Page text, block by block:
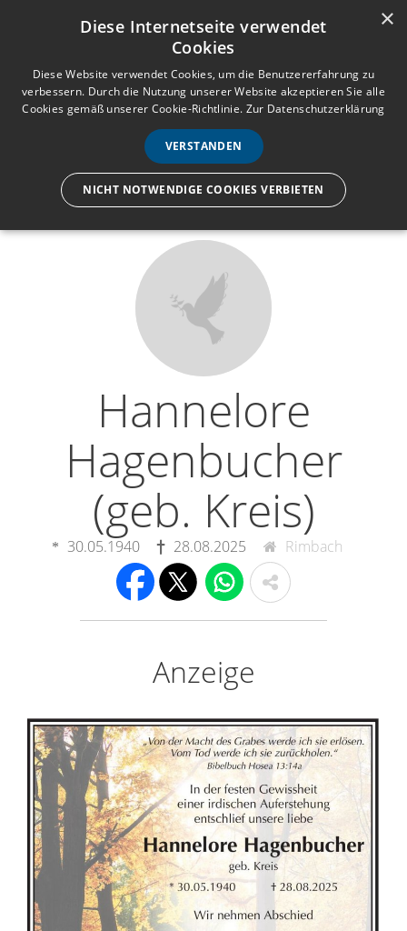
Anmelden Registrieren
e
n
ü
Wir lassen nur die Hand los,
Hannelore
Hagenbucher
(geb. Kreis)
30.05.1940 28.08.2025 Rimbach
Anzeige
×
Diese Internetseite verwendet
Cookies
Diese Website verwendet Cookies, um die Benutzererfahrung zu
verbessern. Durch die Nutzung unserer Website akzeptieren Sie alle
Cookies gemäß unserer Cookie-Richtlinie. Zur Datenschutzerklärung
VERSTANDEN
NICHT NOTWENDIGE COOKIES VERBIETEN